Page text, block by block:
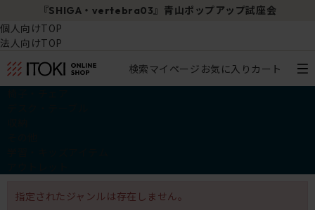
『SHIGA・vertebra03』青山ポップアップ試座会
個人向けTOP
法人向けTOP
検索マイページ お気に入り カート
指定されたジャンルは存在しません。